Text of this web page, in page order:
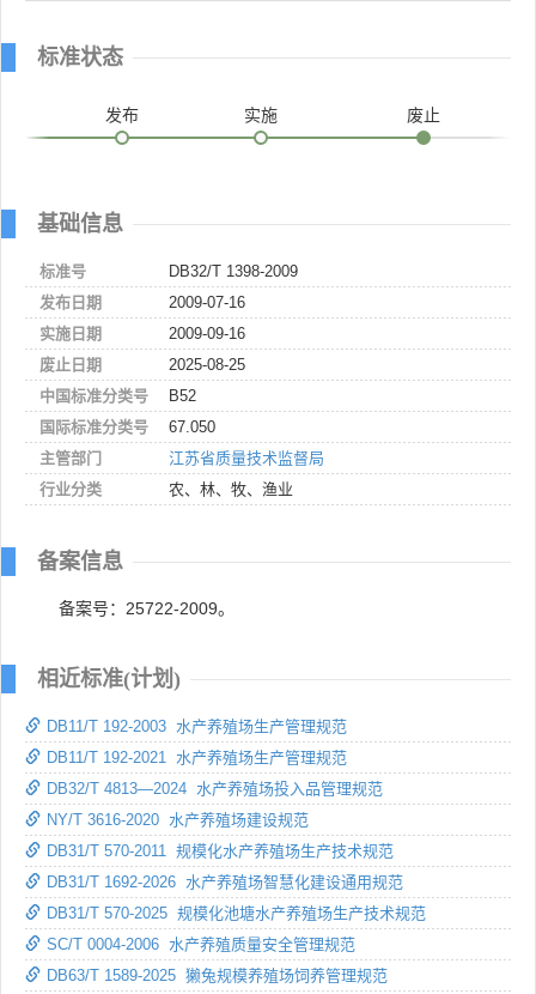
标准状态
发布 实施 废止
基础信息
标准号
DB32/T 1398-2009
发布日期
2009-07-16
实施日期
2009-09-16
废止日期
2025-08-25
中国标准分类号
B52
国际标准分类号
67.050
主管部门
江苏省质量技术监督局
行业分类
农、林、牧、渔业
备案信息
备案号：25722-2009。
相近标准(计划)
DB11/T 192-2003 水产养殖场生产管理规范
DB11/T 192-2021 水产养殖场生产管理规范
DB32/T 4813—2024 水产养殖场投入品管理规范
NY/T 3616-2020 水产养殖场建设规范
DB31/T 570-2011 规模化水产养殖场生产技术规范
DB31/T 1692-2026 水产养殖场智慧化建设通用规范
DB31/T 570-2025 规模化池塘水产养殖场生产技术规范
SC/T 0004-2006 水产养殖质量安全管理规范
DB63/T 1589-2025 獭兔规模养殖场饲养管理规范